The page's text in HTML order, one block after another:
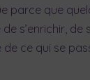
parce que
s’enrichir, de
ce qui se